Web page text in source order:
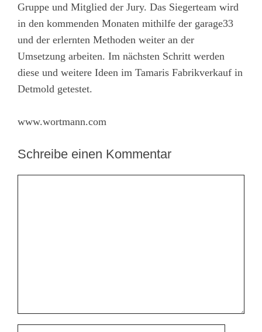
Gruppe und Mitglied der Jury. Das Siegerteam wird
in den kommenden Monaten mithilfe der garage33
und der erlernten Methoden weiter an der
Umsetzung arbeiten. Im nächsten Schritt werden
diese und weitere Ideen im Tamaris Fabrikverkauf in
Detmold getestet.
www.wortmann.com
Schreibe einen Kommentar